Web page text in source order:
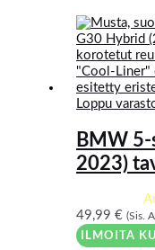
Loppu
BMW
2023)
49,99€ (Sis.
ILMOITA